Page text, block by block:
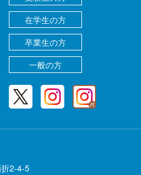
在学生の方
卒業生の方
一般の方
2-4-5